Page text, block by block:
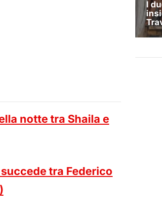
notte tra Shaila e
tra Federico